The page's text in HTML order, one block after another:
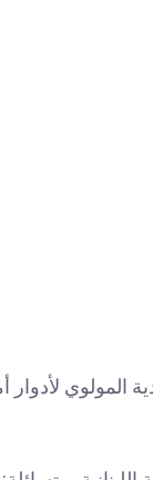
لأدوار